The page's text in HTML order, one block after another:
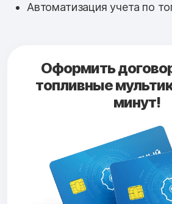
Автоматизация учета по
Оформить
топливные
минут!